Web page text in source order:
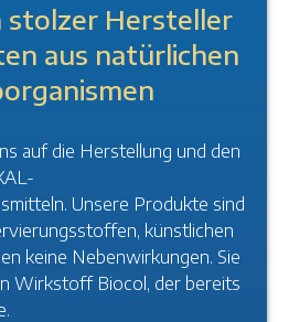
stolzer Hersteller
aus natürlichen
auf die Herstellung und den
Unsere Produkte sind
künstlichen
keine Nebenwirkungen. Sie
Wirkstoff Biocol, der bereits